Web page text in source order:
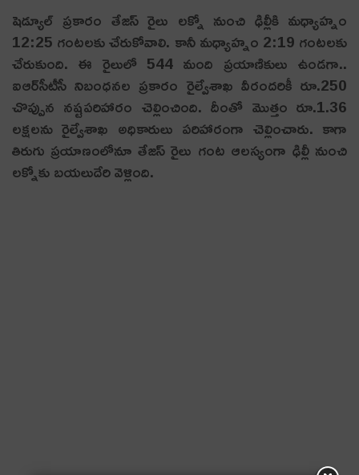
షెడ్యూల్ ప్రకారం తేజస్ రైలు లక్నో నుంచి ఢిల్లీకి మధ్యాహ్నం
12:25 గంటలకు చేరుకోవాలి. కానీ మధ్యాహ్నం 2:19 గంటలకు
చేరుకుంది. ఈ రైలులో 544 మంది ప్రయాణికులు ఉండగా..
ఐఆర్‌సీటీసీ నిబంధనల ప్రకారం రైల్వేశాఖ వీరందరికీ రూ.250
చొప్పున నష్టపరిహారం చెల్లించింది. దీంతో మొత్తం రూ.1.36
లక్షలను రైల్వేశాఖ అధికారులు పరిహారంగా చెల్లించారు. కాగా
తిరుగు ప్రయాణంలోనూ తేజస్ రైలు గంట ఆలస్యంగా ఢిల్లీ నుంచి
లక్నోకు బయలుదేరి వెళ్లింది.